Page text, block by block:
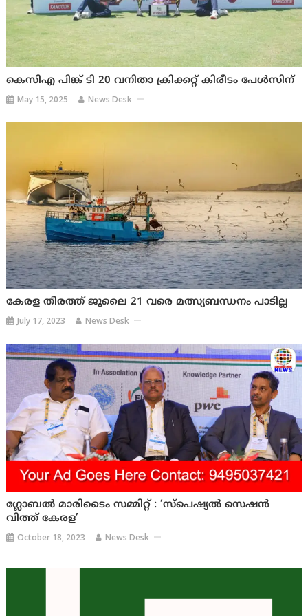
കെസിഎ പിങ്ക് ടി 20 വനിതാ ക്രിക്കറ്റ് കിരീടം പേൾസിന്
May 15, 2025 News Desk
കേരള തീരത്ത് ജൂലൈ 21 വരെ മത്സ്യബന്ധനം പാടില്ല
July 17, 2023 News Desk
ഗ്ലോബൽ മാരിടൈം സമ്മിറ്റ് : ‘സ്പെഷ്യൽ സെഷൻ
വിത്ത് കേരള’
October 18, 2023 News Desk